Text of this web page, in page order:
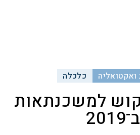
כלכלה
למשכנתאות
ב־2019